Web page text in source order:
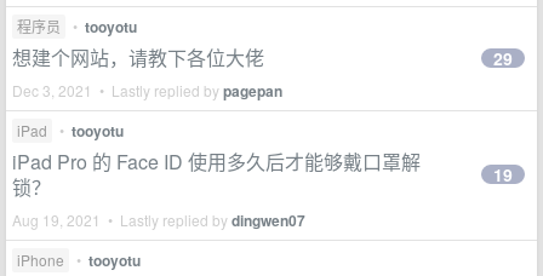
程序员 • tooyotu
想建个网站，请教下各位大佬
Dec 3, 2021 • Lastly replied bypagepan
29
iPad • tooyotu
iPad Pro 的 Face ID 使用多久后才能够戴口罩解
锁？
Aug 19, 2021 • Lastly replied bydingwen07
19
iPhone • tooyotu